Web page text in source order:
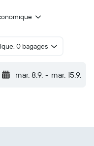
0 bagages
mar. 8.9. - mar. 15.9.